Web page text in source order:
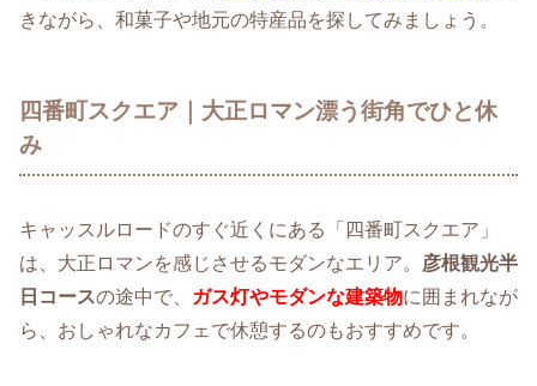
きながら、和菓子や地元の特産品を探してみましょう。
四番町スクエア｜大正ロマン漂う街角でひと休
み
キャッスルロードのすぐ近くにある「四番町スクエア」
は、大正ロマンを感じさせるモダンなエリア。 彦根観光半
日コースの途中で、 ガス灯やモダンな建築物に囲まれなが
ら、おしゃれなカフェで休憩するのもおすすめです。